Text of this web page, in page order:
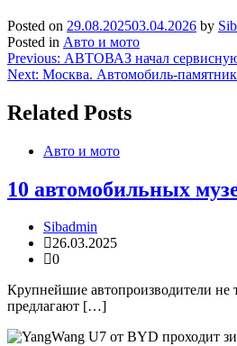
Posted on 29.08.202503.04.2026 by
Posted in Авто и мото
Навигация
по
записям
Previous: АВТОВАЗ начал
Next: Москва. Автомобиль-
Related Posts
Авто и мото
10 автомобильных
Sibadmin
26.03.2025
0
Крупнейшие автопроизводители не
предлагают […]